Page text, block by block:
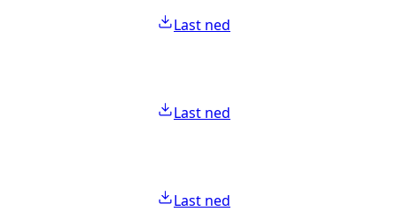
Last ned
Last ned
Last ned